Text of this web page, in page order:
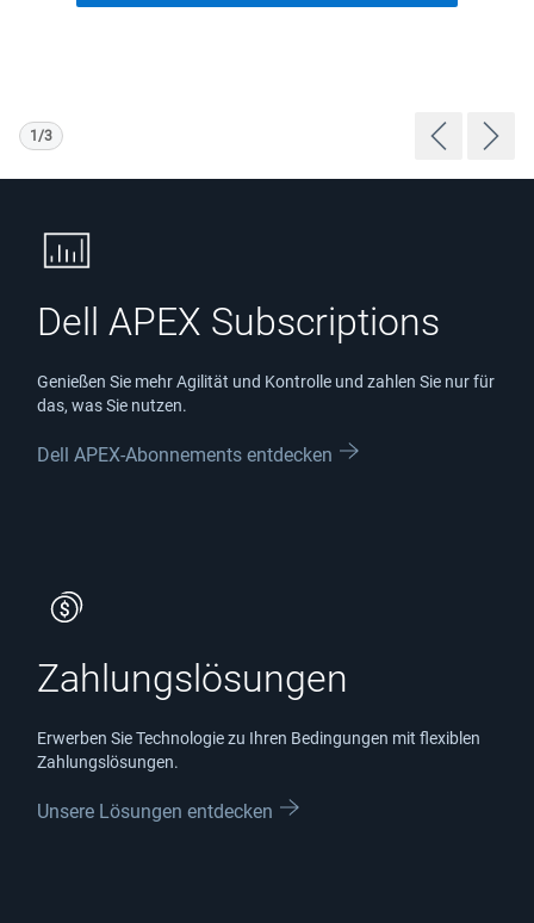
Previous
Next
1/3
Dell APEX Subscriptions
Genießen Sie mehr Agilität und Kontrolle und zahlen Sie nur für
das, was Sie nutzen.
Dell APEX-Abonnements entdecken
Zahlungslösungen
Erwerben Sie Technologie zu Ihren Bedingungen mit flexiblen
Zahlungslösungen.
Unsere Lösungen entdecken